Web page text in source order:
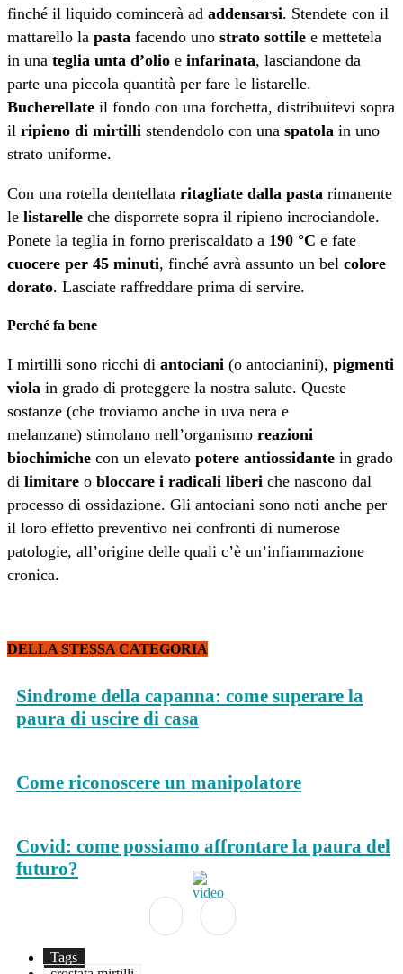
finché il liquido comincerà ad addensarsi. Stendete con il
mattarello la pasta facendo uno strato sottile e mettetela
in una teglia unta d’olio e infarinata, lasciandone da
parte una piccola quantità per fare le listarelle.
Bucherellate il fondo con una forchetta, distribuitevi sopra
il ripieno di mirtilli stendendolo con una spatola in uno
strato uniforme.
Con una rotella dentellata ritagliate dalla pasta rimanente
le listarelle che disporrete sopra il ripieno incrociandole.
Ponete la teglia in forno preriscaldato a 190 °C e fate
cuocere per 45 minuti, finché avrà assunto un bel colore
dorato. Lasciate raffreddare prima di servire.
Perché fa bene
I mirtilli sono ricchi di antociani (o antocianini), pigmenti
viola in grado di proteggere la nostra salute. Queste
sostanze (che troviamo anche in uva nera e
melanzane) stimolano nell’organismo reazioni
biochimiche con un elevato potere antiossidante in grado
di limitare o bloccare i radicali liberi che nascono dal
processo di ossidazione. Gli antociani sono noti anche per
il loro effetto preventivo nei confronti di numerose
patologie, all’origine delle quali c’è un’infiammazione
cronica.
DELLA STESSA CATEGORIA
Sindrome della capanna: come superare la
paura di uscire di casa
Come riconoscere un manipolatore
Covid: come possiamo affrontare la paura del
futuro?
Tags